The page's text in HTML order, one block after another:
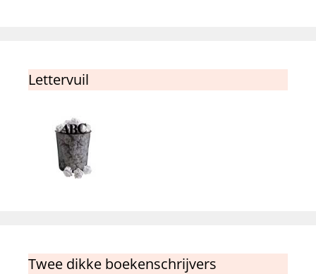
Lettervuil
Twee dikke boekenschrijvers